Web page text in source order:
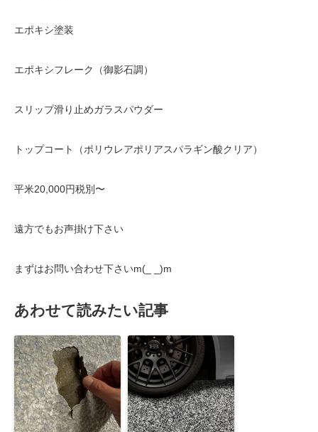
エポキシ塗装
エポキシフレーク（御影石調）
スリップ滑り止めガラスパウダー
トップコート（ポリウレアポリアスパラギン酸クリア）
平米20,000円税別〜
遠方でもお声掛け下さい
まずはお問い合わせ下さいm(_ _)m
あわせて読みたい記事